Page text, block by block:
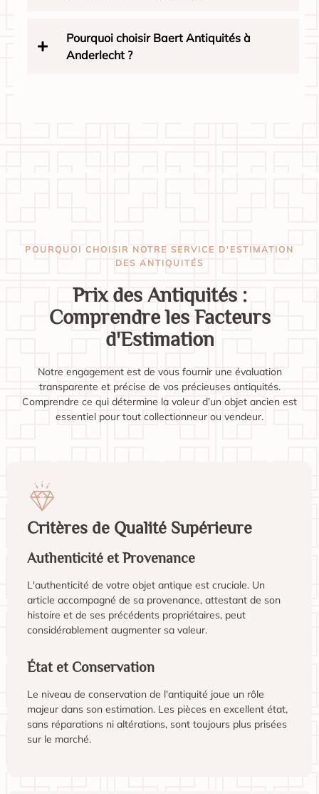
Pourquoi choisir Baert Antiquités à
Anderlecht ?
POURQUOI CHOISIR NOTRE SERVICE D'ESTIMATION
DES ANTIQUITÉS
Prix des Antiquités :
Comprendre les Facteurs
d'Estimation
Notre engagement est de vous fournir une évaluation
transparente et précise de vos précieuses antiquités.
Comprendre ce qui détermine la valeur d’un objet ancien est
essentiel pour tout collectionneur ou vendeur.
Critères de Qualité Supérieure
Authenticité et Provenance
L'authenticité de votre objet antique est cruciale. Un
article accompagné de sa provenance, attestant de son
histoire et de ses précédents propriétaires, peut
considérablement augmenter sa valeur.
État et Conservation
Le niveau de conservation de l'antiquité joue un rôle
majeur dans son estimation. Les pièces en excellent état,
sans réparations ni altérations, sont toujours plus prisées
sur le marché.